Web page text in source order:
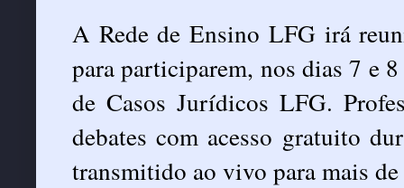
A Rede de Ensino LFG irá
para participarem, nos dias 7 e
de Casos Jurídicos LFG.
debates com acesso gratuito
transmitido ao vivo para mais